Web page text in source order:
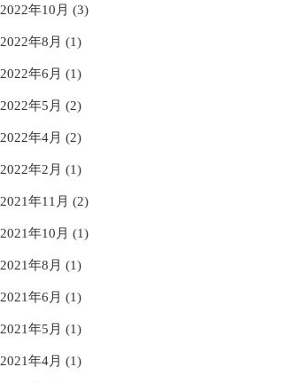
2022年10月 (3)
2022年8月 (1)
2022年6月 (1)
2022年5月 (2)
2022年4月 (2)
2022年2月 (1)
2021年11月 (2)
2021年10月 (1)
2021年8月 (1)
2021年6月 (1)
2021年5月 (1)
2021年4月 (1)